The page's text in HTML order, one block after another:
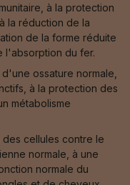
à la protection
la réduction de la
de la forme réduite
l'absorption du fer.
ossature normale,
à la protection des
métabolisme
cellules contre le
normale, à une
normale du